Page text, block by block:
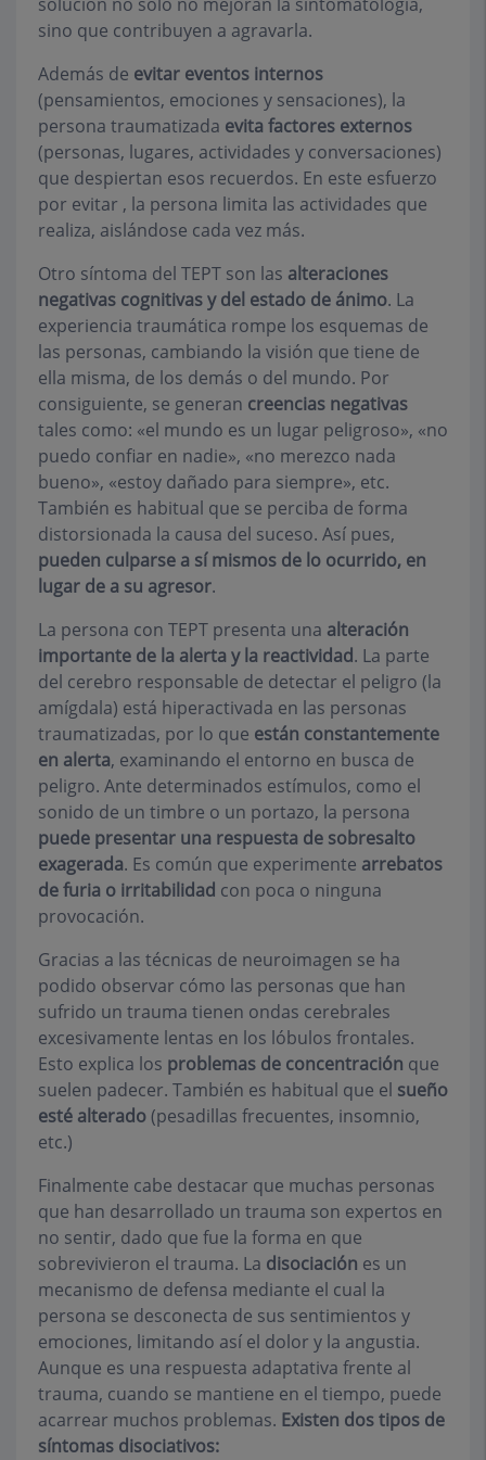
sino que contribuyen a agravarla.
Además de evitar eventos internos
(pensamientos, emociones y sensaciones), la
persona traumatizada evita factores externos
(personas, lugares, actividades y conversaciones)
que despiertan esos recuerdos. En este esfuerzo
por evitar , la persona limita las actividades que
realiza, aislándose cada vez más.
Otro síntoma del TEPT son las alteraciones
negativas cognitivas y del estado de ánimo. La
experiencia traumática rompe los esquemas de
las personas, cambiando la visión que tiene de
ella misma, de los demás o del mundo. Por
consiguiente, se generan creencias negativas
tales como: «el mundo es un lugar peligroso», «no
puedo confiar en nadie», «no merezco nada
bueno», «estoy dañado para siempre», etc.
También es habitual que se perciba de forma
distorsionada la causa del suceso. Así pues,
pueden culparse a sí mismos de lo ocurrido, en
lugar de a su agresor.
La persona con TEPT presenta una alteración
importante de la alerta y la reactividad. La parte
del cerebro responsable de detectar el peligro (la
amígdala) está hiperactivada en las personas
traumatizadas, por lo que están constantemente
en alerta, examinando el entorno en busca de
peligro. Ante determinados estímulos, como el
sonido de un timbre o un portazo, la persona
puede presentar una respuesta de sobresalto
exagerada. Es común que experimente arrebatos
de furia o irritabilidad con poca o ninguna
provocación.
Gracias a las técnicas de neuroimagen se ha
podido observar cómo las personas que han
sufrido un trauma tienen ondas cerebrales
excesivamente lentas en los lóbulos frontales.
Esto explica los problemas de concentración que
suelen padecer. También es habitual que el sueño
esté alterado(pesadillas frecuentes, insomnio,
etc.)
Finalmente cabe destacar que muchas personas
que han desarrollado un trauma son expertos en
no sentir, dado que fue la forma en que
sobrevivieron el trauma. La disociación es un
mecanismo de defensa mediante el cual la
persona se desconecta de sus sentimientos y
emociones, limitando así el dolor y la angustia.
Aunque es una respuesta adaptativa frente al
trauma, cuando se mantiene en el tiempo, puede
acarrear muchos problemas. Existen dos tipos de
síntomas disociativos: